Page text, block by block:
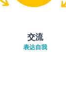
交流
表达自我